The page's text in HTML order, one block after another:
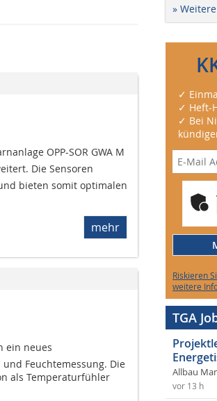
OPP-SOR GWA M
Die Sensoren
bieten somit optimalen
mehr
ein neues
Feuchtemessung. Die
als Temperaturfühler
»
✓
✓ Heft-
✓ Bei
Riskieren
weitere
TGA
Allbau
vor 13 h